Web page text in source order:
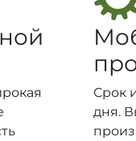
Срок
дня.